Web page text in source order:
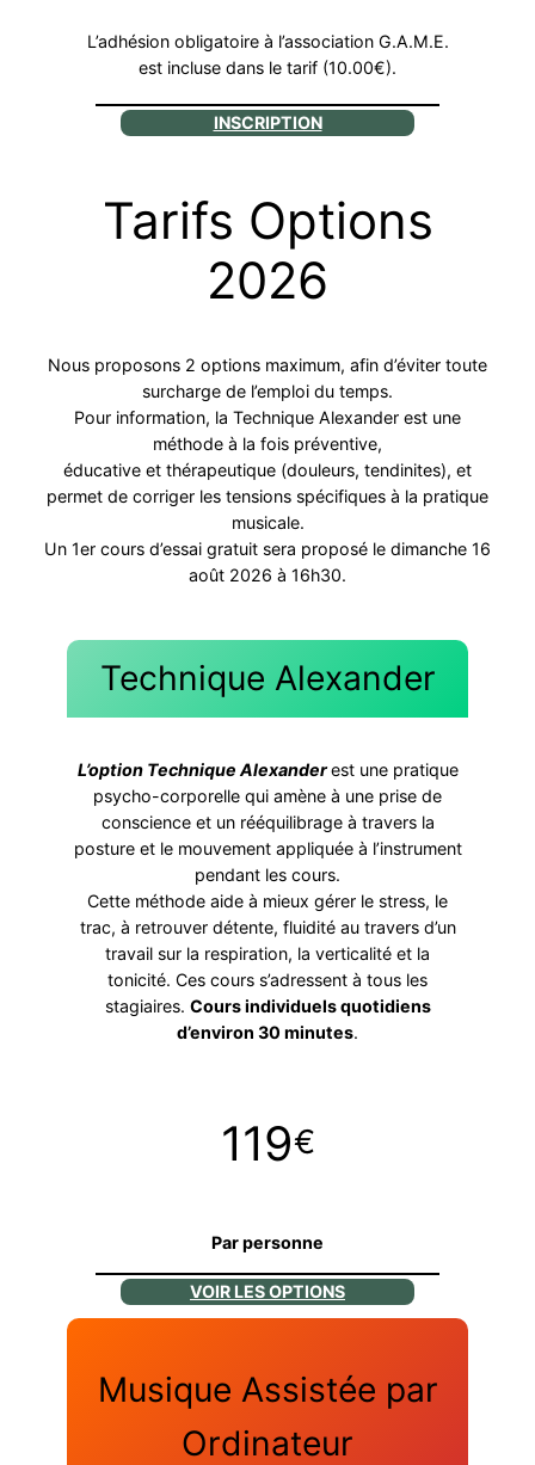
L’adhésion obligatoire à l’association G.A.M.E.
est incluse dans le tarif (10.00€).
INSCRIPTION
Tarifs Options
2026
Nous proposons 2 options maximum, afin d’éviter toute
surcharge de l’emploi du temps.
Pour information, la Technique Alexander est une
méthode à la fois préventive,
éducative et thérapeutique (douleurs, tendinites), et
permet de corriger les tensions spécifiques à la pratique
musicale.
Un 1er cours d’essai gratuit sera proposé le dimanche 16
août 2026 à 16h30.
Technique Alexander
L’option Technique Alexanderest une pratique
psycho-corporelle qui amène à une prise de
conscience et un rééquilibrage à travers la
posture et le mouvement appliquée à l’instrument
pendant les cours.
Cette méthode aide à mieux gérer le stress, le
trac, à retrouver détente, fluidité au travers d’un
travail sur la respiration, la verticalité et la
tonicité. Ces cours s’adressent à tous les
stagiaires. Cours individuels quotidiens
d’environ 30 minutes.
119€
Par personne
VOIR LES OPTIONS
Musique Assistée par
Ordinateur